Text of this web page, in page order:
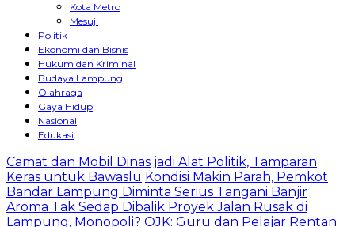
Kota Metro
Mesuji
Politik
Ekonomi dan Bisnis
Hukum dan Kriminal
Budaya Lampung
Olahraga
Gaya Hidup
Nasional
Edukasi
Camat dan Mobil Dinas jadi Alat Politik, Tamparan
Keras untuk Bawaslu Kondisi Makin Parah, Pemkot
Bandar Lampung Diminta Serius Tangani Banjir
Aroma Tak Sedap Dibalik Proyek Jalan Rusak di
Lampung, Monopoli? OJK: Guru dan Pelajar Rentan